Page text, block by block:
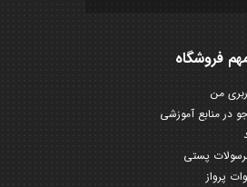
فروشگاه
من
منابع آموزشی
پستی
پرواز